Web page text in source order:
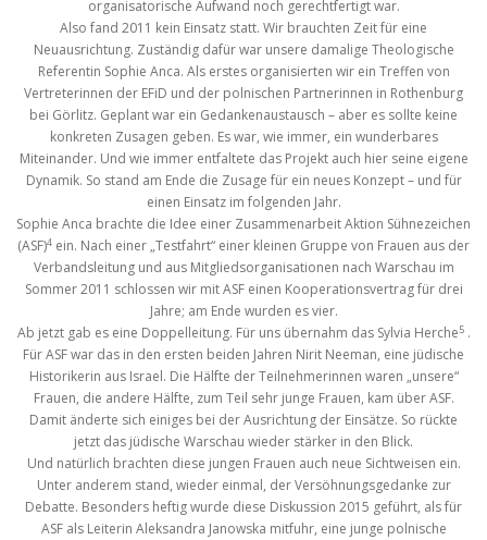
organisatorische Aufwand noch gerechtfertigt war.
Also fand 2011 kein Einsatz statt. Wir brauchten Zeit für eine
Neuausrichtung. Zuständig dafür war unsere damalige Theologische
Referentin Sophie Anca. Als erstes organisierten wir ein Treffen von
Vertreterinnen der EFiD und der polnischen Partnerinnen in Rothenburg
bei Görlitz. Geplant war ein Gedankenaustausch – aber es sollte keine
konkreten Zusagen geben. Es war, wie immer, ein wunderbares
Miteinander. Und wie immer entfaltete das Projekt auch hier seine eigene
Dynamik. So stand am Ende die Zusage für ein neues Konzept – und für
einen Einsatz im folgenden Jahr.
Sophie Anca brachte die Idee einer Zusammenarbeit Aktion Sühnezeichen
(ASF)4 ein. Nach einer „Testfahrt“ einer kleinen Gruppe von Frauen aus der
Verbandsleitung und aus Mitgliedsorganisationen nach Warschau im
Sommer 2011 schlossen wir mit ASF einen Kooperationsvertrag für drei
Jahre; am Ende wurden es vier.
Ab jetzt gab es eine Doppelleitung. Für uns übernahm das Sylvia Herche5.
Für ASF war das in den ersten beiden Jahren Nirit Neeman, eine jüdische
Historikerin aus Israel. Die Hälfte der Teilnehmerinnen waren „unsere“
Frauen, die andere Hälfte, zum Teil sehr junge Frauen, kam über ASF.
Damit änderte sich einiges bei der Ausrichtung der Einsätze. So rückte
jetzt das jüdische Warschau wieder stärker in den Blick.
Und natürlich brachten diese jungen Frauen auch neue Sichtweisen ein.
Unter anderem stand, wieder einmal, der Versöhnungsgedanke zur
Debatte. Besonders heftig wurde diese Diskussion 2015 geführt, als für
ASF als Leiterin Aleksandra Janowska mitfuhr, eine junge polnische